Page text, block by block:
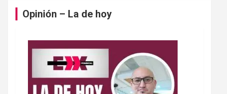
Opinión – La de hoy